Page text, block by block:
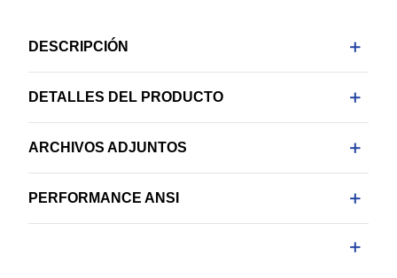
DESCRIPCIÓN
DETALLES DEL PRODUCTO
ARCHIVOS ADJUNTOS
PERFORMANCE ANSI